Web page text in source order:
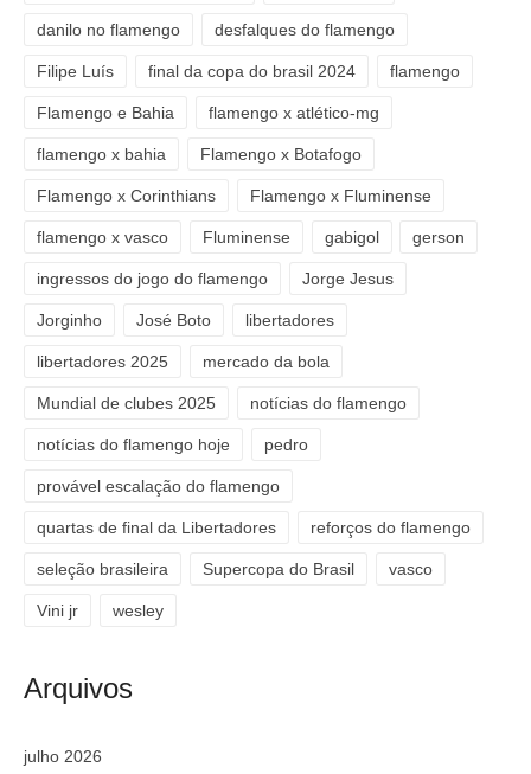
danilo no flamengo desfalques do flamengo
Filipe Luís final da copa do brasil 2024 flamengo
Flamengo e Bahia flamengo x atlético-mg
flamengo x bahia Flamengo x Botafogo
Flamengo x Corinthians Flamengo x Fluminense
flamengo x vasco Fluminense gabigol gerson
ingressos do jogo do flamengo Jorge Jesus
Jorginho José Boto libertadores
libertadores 2025 mercado da bola
Mundial de clubes 2025 notícias do flamengo
notícias do flamengo hoje pedro
provável escalação do flamengo
quartas de final da Libertadores reforços do flamengo
seleção brasileira Supercopa do Brasil vasco
Vini jr wesley
Arquivos
julho 2026